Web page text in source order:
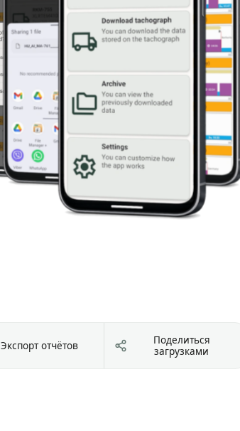
Экспорт отчётов
Поделиться
загрузками